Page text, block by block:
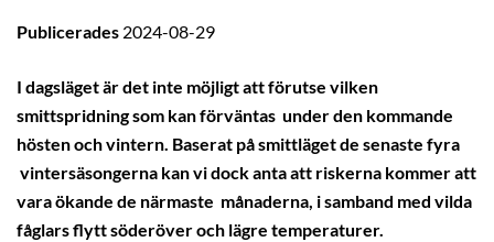
Publicerades 2024-08-29
I dagsläget är det inte möjligt att förutse vilken
smittspridning som kan förväntas under den kommande
hösten och vintern. Baserat på smittläget de senaste fyra
vintersäsongerna kan vi dock anta att riskerna kommer att
vara ökande de närmaste månaderna, i samband med vilda
fåglars flytt söderöver och lägre temperaturer.